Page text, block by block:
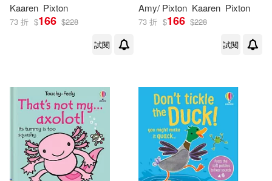
Kaaren Pixton
73 折 $166 $228
試閱
Amy/ Pixton Kaaren Pixton
73 折 $166 $228
試閱